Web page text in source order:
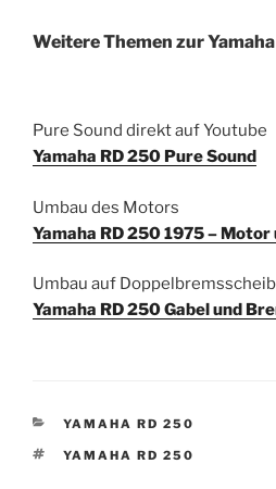
Weitere Themen zur Yamaha
Pure Sound direkt auf Youtube
Yamaha RD 250 Pure Sound
Umbau des Motors
Yamaha RD 250 1975 –
Umbau auf
Yamaha RD 250 Gabel und
KATEGORIEN
YAMAHA RD 250
SCHLAGWÖRTER
YAMAHA RD 250